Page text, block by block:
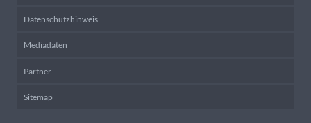
Datenschutzhinweis
Mediadaten
Partner
Sitemap